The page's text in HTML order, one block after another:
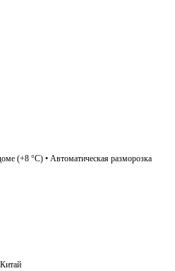
(+8 °C) • Автоматическая разморозка
Китай